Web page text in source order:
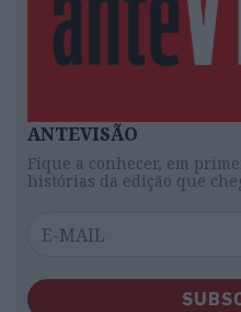
ANTEVISÃO
Fique a conhecer, em
histórias da edição que